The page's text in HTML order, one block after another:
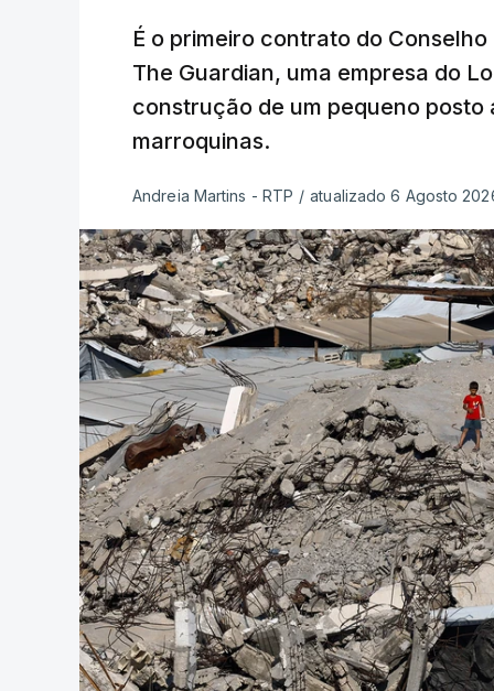
É o primeiro contrato do
The Guardian, uma empresa do
construção de um pequeno
marroquinas.
Andreia Martins - RTP / atualizado 6 Agosto